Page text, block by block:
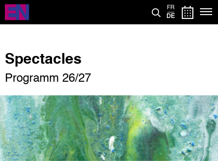
Direkt
zum
Inhalt
FR
DE
Spectacles
Programm 26/27